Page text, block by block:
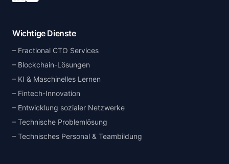
Wichtige Dienste
Fractional CTO Services
Blockchain-Lösungen
KI & Maschinelles Lernen
Fintech-Innovation
Entwicklung sozialer Netzwerke
Technische Problemlösung
Technisches Personal & Teambildung